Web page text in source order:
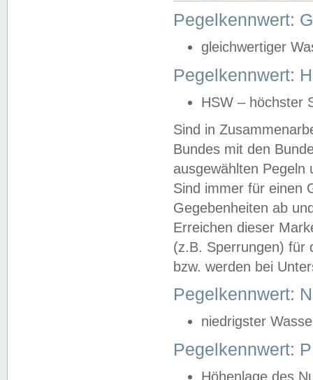
Pegelkennwert:
gleichwertiger
Pegelkennwert:
HSW – höchster
Sind in
Bundes mit den
ausgewählten
Sind immer für einen
Gegebenheiten ab
Erreichen dieser
(z.B. Sperrungen) für
bzw. werden bei
Pegelkennwert:
niedrigster
Pegelkennwert:
Höhenlage des